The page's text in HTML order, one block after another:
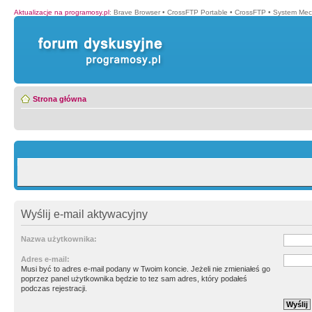
Aktualizacje na programosy.pl: Brave Browser • CrossFTP Portable • CrossFTP • System
Strona główna
Wyślij e-mail aktywacyjny
Nazwa użytkownika:
Adres e-mail:
Musi być to adres e-mail podany w Twoim koncie. Jeżeli nie zmieniałeś go
poprzez panel użytkownika będzie to tez sam adres, który podałeś
podczas rejestracji.